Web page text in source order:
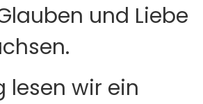
und Liebe
lesen wir ein